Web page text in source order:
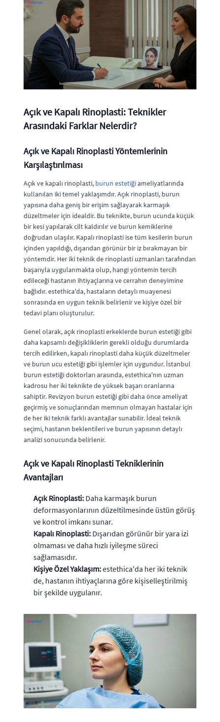
Açık ve Kapalı Rinoplasti: Teknikler
Arasındaki Farklar Nelerdir?
Açık ve Kapalı Rinoplasti Yöntemlerinin
Karşılaştırılması
Açık ve kapalı rinoplasti, burun estetiğiameliyatlarında
kullanılan iki temel yaklaşımdır. Açık rinoplasti, burun
yapısına daha geniş bir erişim sağlayarak karmaşık
düzeltmeler için idealdir. Bu teknikte, burun ucunda küçük
bir kesi yapılarak cilt kaldırılır ve burun kemiklerine
doğrudan ulaşılır. Kapalı rinoplasti ise tüm kesilerin burun
içinden yapıldığı, dışarıdan görünür bir iz bırakmayan bir
yöntemdir. Her iki teknik de rinoplasti uzmanları tarafından
başarıyla uygulanmakta olup, hangi yöntemin tercih
edileceği hastanın ihtiyaçlarına ve cerrahın deneyimine
bağlıdır. estethica'da, hastaların detaylı muayenesi
sonrasında en uygun teknik belirlenir ve kişiye özel bir
tedavi planı oluşturulur.
Genel olarak, açık rinoplasti erkeklerde burun estetiği gibi
daha kapsamlı değişikliklerin gerekli olduğu durumlarda
tercih edilirken, kapalı rinoplasti daha küçük düzeltmeler
ve burun ucu estetiği gibi işlemler için uygundur. İstanbul
burun estetiği doktorları arasında, estethica'nın uzman
kadrosu her iki teknikte de yüksek başarı oranlarına
sahiptir. Revizyon burun estetiği gibi daha önce ameliyat
geçirmiş ve sonuçlarından memnun olmayan hastalar için
de her iki teknik farklı avantajlar sunabilir. İdeal teknik
seçimi, hastanın beklentileri ve burun yapısının detaylı
analizi sonucunda belirlenir.
Açık ve Kapalı Rinoplasti Tekniklerinin
Avantajları
Açık Rinoplasti: Daha karmaşık burun
deformasyonlarının düzeltilmesinde üstün görüş
ve kontrol imkanı sunar.
Kapalı Rinoplasti: Dışarıdan görünür bir yara izi
olmaması ve daha hızlı iyileşme süreci
sağlamasıdır.
Kişiye Özel Yaklaşım:estethica'da her iki teknik
de, hastanın ihtiyaçlarına göre kişiselleştirilmiş
bir şekilde uygulanır.